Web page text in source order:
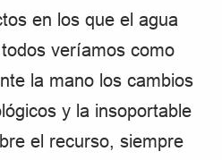
en los que el agua
veríamos como
la mano los cambios
y la insoportable
el recurso, siempre